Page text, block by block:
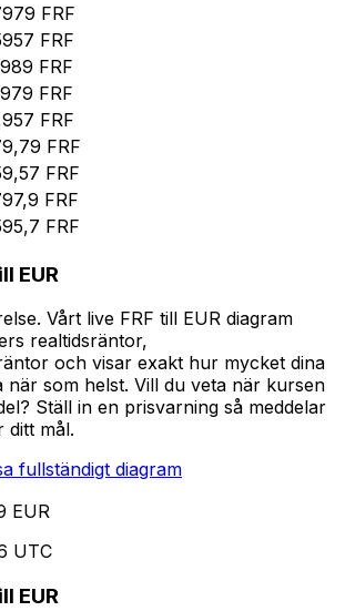
FRF
FRF
FRF
FRF
FRF
FRF
FRF
FRF
FRF
EUR
Vårt live FRF till EUR diagram
realtidsräntor,
och visar exakt hur mycket dina
när som helst. Vill du veta när kursen
Ställ in en prisvarning så meddelar
ditt mål.
fullständigt diagram
EUR
UTC
EUR